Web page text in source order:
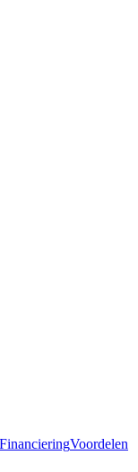
Voordelen